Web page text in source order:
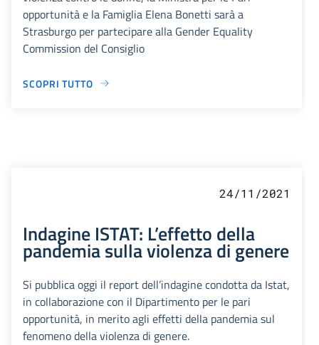
opportunità e la Famiglia Elena Bonetti sarà a
Strasburgo per partecipare alla Gender Equality
Commission del Consiglio
SCOPRI TUTTO
24/11/2021
Indagine ISTAT: L’effetto della
pandemia sulla violenza di genere
Si pubblica oggi il report dell’indagine condotta da Istat,
in collaborazione con il Dipartimento per le pari
opportunità, in merito agli effetti della pandemia sul
fenomeno della violenza di genere.